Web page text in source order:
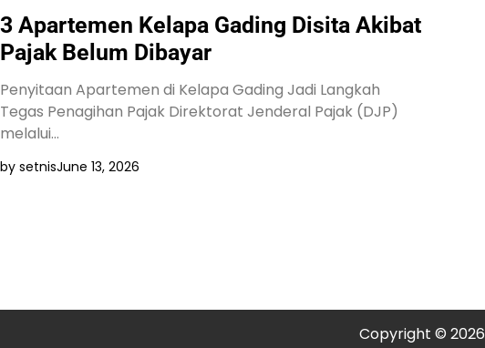
3 Apartemen Kelapa Gading Disita Akibat
Pajak Belum Dibayar
Penyitaan Apartemen di Kelapa Gading Jadi Langkah
Tegas Penagihan Pajak Direktorat Jenderal Pajak (DJP)
melalui…
by setnisJune 13, 2026
Copyright © 2026